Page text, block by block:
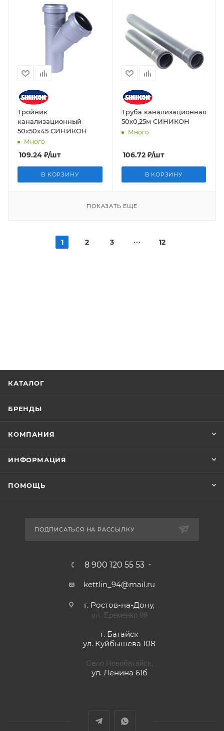
Тройник
канализационный
50х50х45 СИНИКОН
Много
109.24 ₽/шт
В КОРЗИНУ
Труба канализационная
50х0,25м СИНИКОН
Много
106.72₽/шт
В КОРЗИНУ
ПОКАЗАТЬ ЕЩЕ
1 2 3 12
КАТАЛОГ
БРЕНДЫ
КОМПАНИЯ
ИНФОРМАЦИЯ
ПОМОЩЬ
ПОДПИСАТЬСЯ НА РАССЫЛКУ
8 900 120 55 53
kettlin_94@mail.ru
г. Ростов-на-Дону,
ул. Еременко 99
г. Батайск
ул. Куйбышева 108
Село Новобатайск,
ул. Ленина 61б